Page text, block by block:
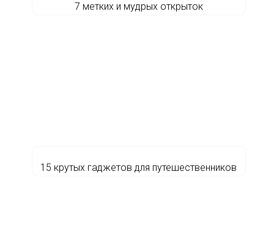
7 метких и мудрых открыток
15 крутых гаджетов для путешественников